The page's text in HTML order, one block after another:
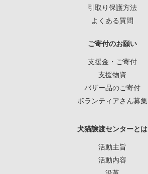
引取り保護方法
よくある質問
ご寄付のお願い
支援金・ご寄付
支援物資
バザー品のご寄付
ボランティアさん募集
犬猫譲渡センターとは
活動主旨
活動内容